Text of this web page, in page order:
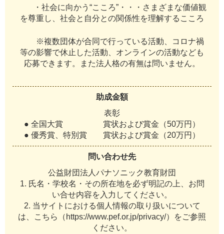
・社会に向かう“こころ”・・・さまざまな価値観
を尊重し、社会と自分との関係性を理解するこころ
※複数団体が合同で行っている活動、コロナ禍
等の影響で休止した活動、オンラインの活動なども
応募できます。また法人格の有無は問いません。
助成金額
表彰
● 全国大賞 賞状および賞金（50万円）
● 優秀賞、特別賞 賞状および賞金（20万円）
問い合わせ先
公益財団法人パナソニック教育財団
1. 氏名・学校名・その所在地を必ず明記の上、お問
い合せ内容を入力してください。
2. 当サイトにおける個人情報の取り扱いについて
は、こちら（https://www.pef.or.jp/privacy/）をご参照
ください。